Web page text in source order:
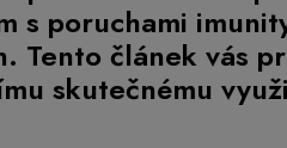
s poruchami
Tento článek vás
skutečnému